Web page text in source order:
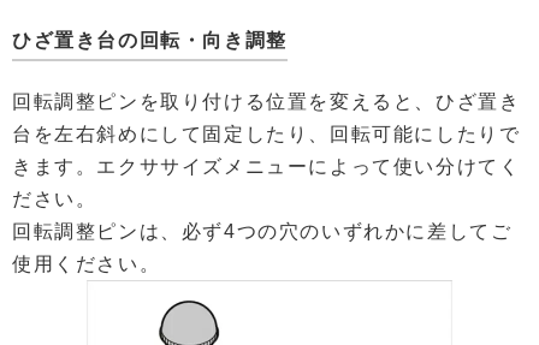
ひざ置き台の回転・向き調整
回転調整ピンを取り付ける位置を変えると、ひざ置き
台を左右斜めにして固定したり、回転可能にしたりで
きます。エクササイズメニューによって使い分けてく
ださい。
回転調整ピンは、必ず4つの穴のいずれかに差してご
使用ください。